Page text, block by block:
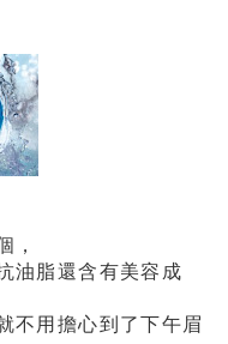
，
油脂還含有美容成
不用擔心到了下午眉